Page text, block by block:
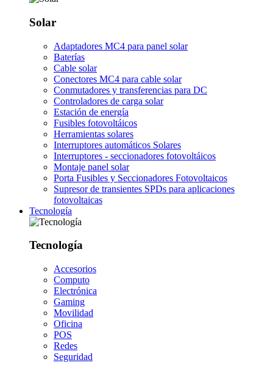
Solar
Adaptadores MC4 para panel solar
Baterías
Cable solar
Conectores MC4 para cable solar
Conmutadores y transferencias para DC
Controladores de carga solar
Estación de energía
Fusibles fotovoltáicos
Herramientas solares
Interruptores automáticos Solares
Interruptores - seccionadores fotovoltáicos
Montaje panel solar
Porta Fusibles y Seccionadores Fotovoltaicos
Supresor de transientes SPDs para aplicaciones
fotovoltaicas
Tecnología
Tecnología
Accesorios
Computo
Electrónica
Gaming
Movilidad
Oficina
POS
Redes
Seguridad